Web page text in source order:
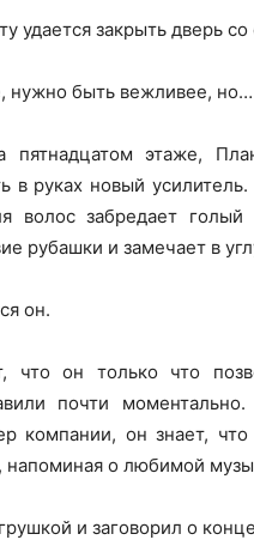
удается закрыть дверь
нужно быть вежливее, но…
пятнадцатом этаже,
в руках новый
волос забредает
рубашки и замечает в
он.
что он только что
почти
компании, он знает, что
о любимой
и заговорил о